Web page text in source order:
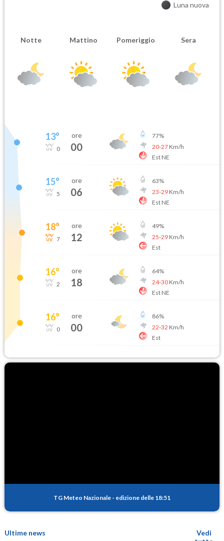
Luna nuova
Notte Mattino Pomeriggio Sera
13°
0
ore
00
77%
20-27Km/h
Est NE
15°
5
ore
06
63%
23-29Km/h
Est NE
18°
7
ore
12
49%
25-29Km/h
Est
16°
2
ore
18
64%
24-30Km/h
Est NE
16°
0
ore
00
86%
22-32 Km/h
Est
TG Meteo Nazionale - edizione delle 18:51
Ultime news
Vedi